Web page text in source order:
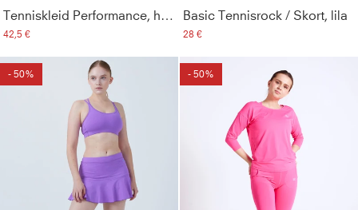
Tenniskleid Performance, hibiscus pink
42,5 €
Basic Tennisrock / Skort, lila
28 €
- 50% - 50%